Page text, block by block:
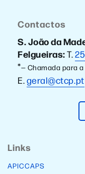
Contactos
S. João da
Felgueiras:T.
*— Chamada para
E.geral@ctcp.pt
Links
APICCAPS